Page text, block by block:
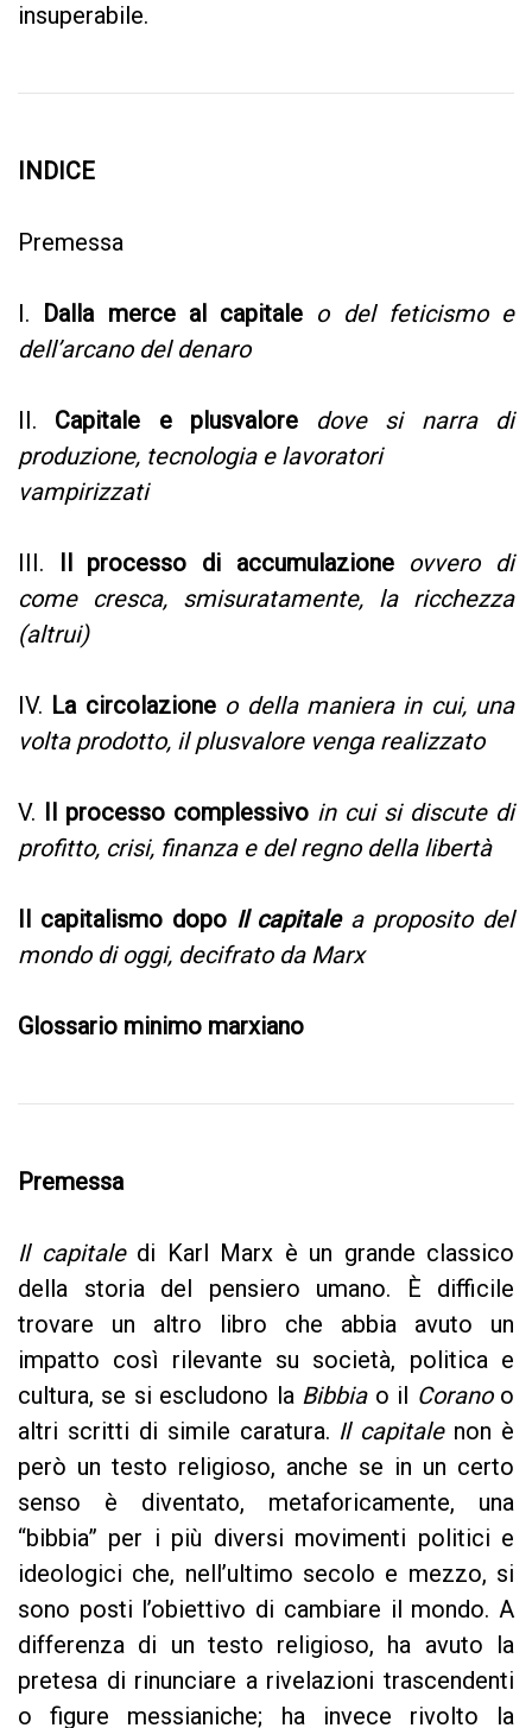
insuperabile.
INDICE
Premessa
I. Dalla merce al capitale o del feticismo e
dell’arcano del denaro
II. Capitale e plusvalore
dove si narra di
produzione, tecnologia e lavoratori
vampirizzati
III. Il processo di accumulazione ovvero di
come cresca, smisuratamente, la ricchezza
(altrui)
IV. La circolazione o della maniera in cui, una
volta prodotto, il plusvalore venga realizzato
V. Il processo complessivo in cui si discute di
profitto, crisi, finanza e del regno della libertà
Il capitalismo dopo Il capitale a proposito del
mondo di oggi, decifrato da Marx
Glossario minimo marxiano
Premessa
Il capitaledi Karl Marx è un grande classico
della storia del pensiero umano. È difficile
trovare un altro libro che abbia avuto un
impatto così rilevante su società, politica e
cultura, se si escludono la Bibbia o il Corano o
altri scritti di simile caratura. Il capitalenon è
però un testo religioso, anche se in un certo
senso è diventato, metaforicamente, una
“bibbia” per i più diversi movimenti politici e
ideologici che, nell’ultimo secolo e mezzo, si
sono posti l’obiettivo di cambiare il mondo. A
differenza di un testo religioso, ha avuto la
pretesa di rinunciare a rivelazioni trascendenti
o figure messianiche; ha invece rivolto la